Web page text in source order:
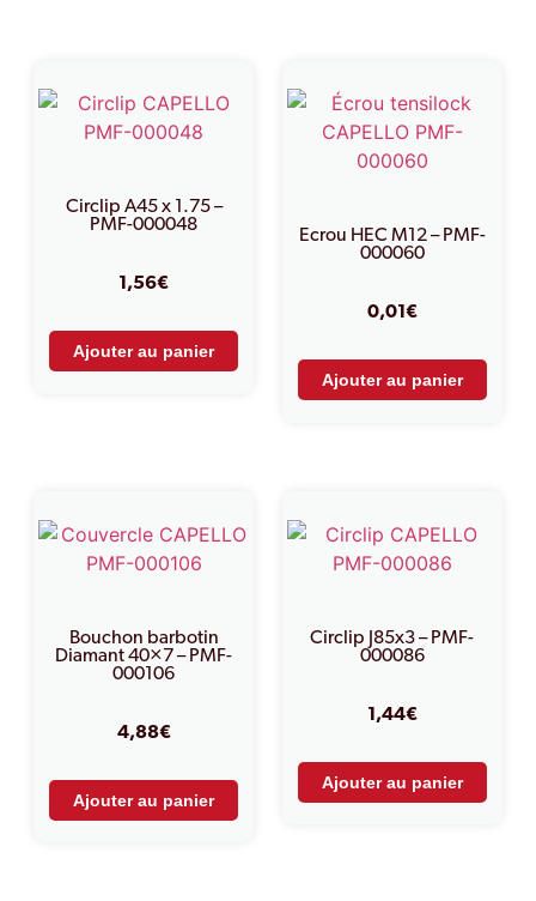
Circlip A45 x 1.75 –
PMF-000048
1,56€
Ajouter au panier
Ecrou HEC M12 – PMF-
000060
0,01€
Ajouter au panier
Bouchon barbotin
Diamant 40×7 – PMF-
000106
4,88€
Ajouter au panier
Circlip J85x3 – PMF-
000086
1,44€
Ajouter au panier